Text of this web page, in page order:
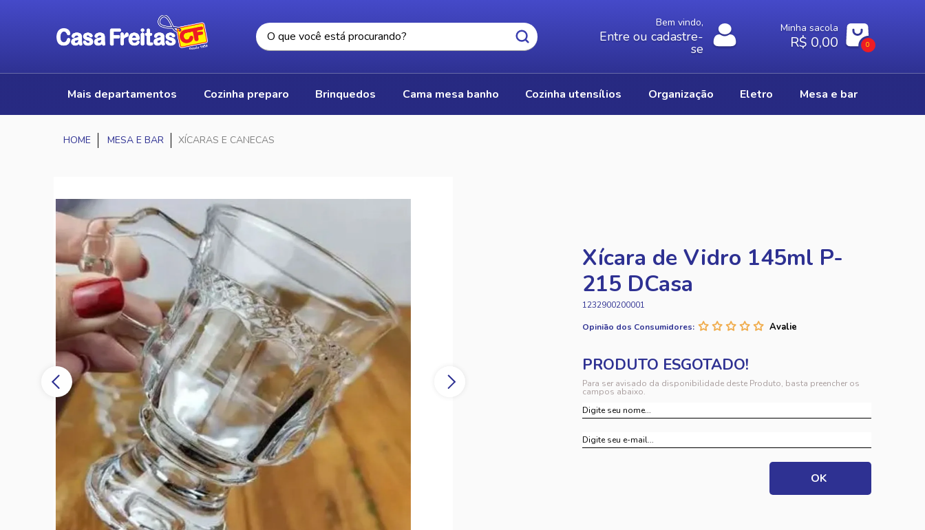
Bem vindo,
Entre ou cadastre-
se
Minha sacola
R$ 0,00 0
mais departamentos cozinha preparo brinquedos cama mesa banho cozinha utensílios organização eletro mesa e bar
MESA E BAR XÍCARAS E CANECAS
Xícara de Vidro 145ml P-
215 DCasa
1232900200001
Opinião dos Consumidores:
Para ser avisado da disponibilidade deste Produto, basta preencher os
campos abaixo.